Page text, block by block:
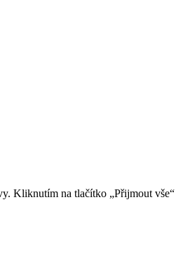
Kliknutím na tlačítko „Přijmout vše“